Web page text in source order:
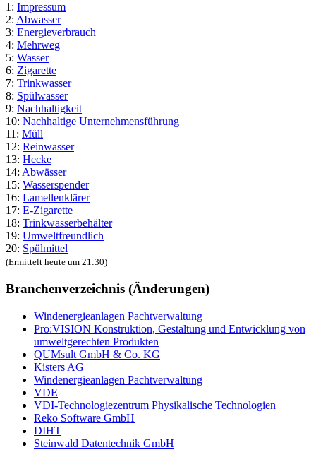
1: Impressum
2: Abwasser
3: Energieverbrauch
4: Mehrweg
5: Wasser
6: Zigarette
7: Trinkwasser
8: Spülwasser
9: Nachhaltigkeit
10: Nachhaltige Unternehmensführung
11: Müll
12: Reinwasser
13: Hecke
14: Abwässer
15: Wasserspender
16: Lamellenklärer
17: E-Zigarette
18: Trinkwasserbehälter
19: Umweltfreundlich
20: Spülmittel
(Ermittelt heute um 21:30)
Branchenverzeichnis (Änderungen)
Windenergieanlagen Pachtverwaltung
Pro:VISION Konstruktion, Gestaltung und Entwicklung von
umweltgerechten Produkten
QUMsult GmbH & Co. KG
Kisters AG
Windenergieanlagen Pachtverwaltung
VDE
VDI-Technologiezentrum Physikalische Technologien
Reko Software GmbH
DIHT
Steinwald Datentechnik GmbH